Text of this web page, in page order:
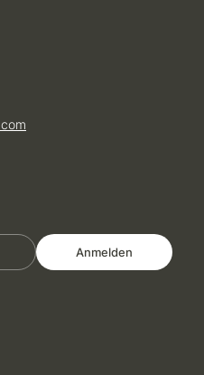
com
Anmelden